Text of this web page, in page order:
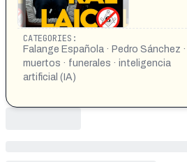
CATEGORIES:
Falange Española · Pedro Sánchez ·
muertos · funerales · inteligencia
artificial (IA)